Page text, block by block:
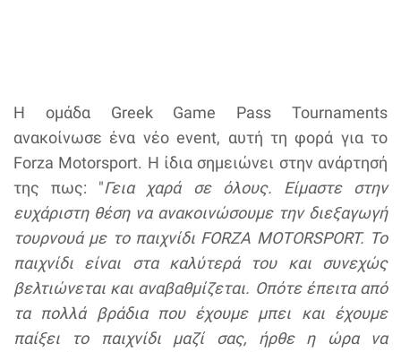
H ομάδα Greek Game Pass Tournaments
ανακοίνωσε ένα νέο event, αυτή τη φορά για το
Forza Motorsport. Η ίδια σημειώνει στην ανάρτησή
της πως: "Γεια χαρά σε όλους. Είμαστε στην
ευχάριστη θέση να ανακοινώσουμε την διεξαγωγή
τουρνουά με το παιχνίδι FORZA MOTORSPORT. Το
παιχνίδι είναι στα καλύτερά του και συνεχώς
βελτιώνεται και αναβαθμίζεται. Οπότε έπειτα από
τα πολλά βράδια που έχουμε μπει και έχουμε
παίξει το παιχνίδι μαζί σας, ήρθε η ώρα να